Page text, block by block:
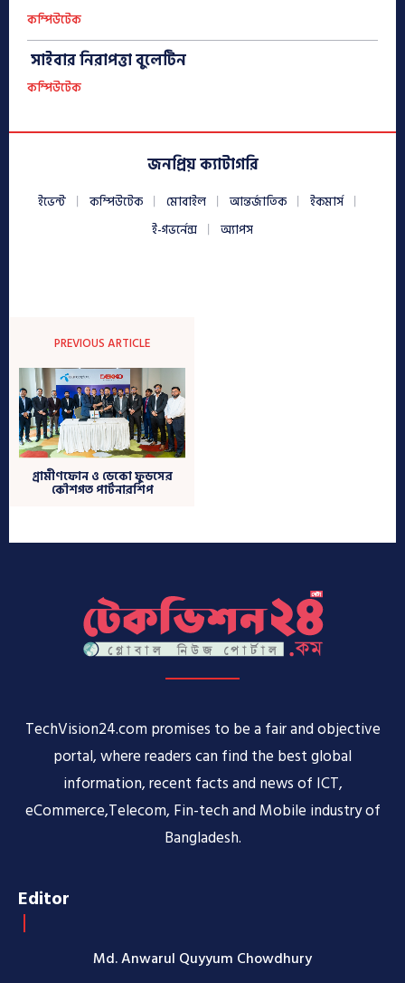
TechVision24.com promises to be a fair and objective
portal, where readers can find the best global
information, recent facts and news of ICT,
eCommerce,Telecom, Fin-tech and Mobile industry of
Bangladesh.
Editor
Md. Anwarul Quyyum Chowdhury